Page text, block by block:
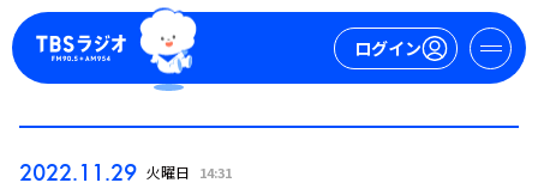
ログイン
2022.11.29 火曜日 14:31